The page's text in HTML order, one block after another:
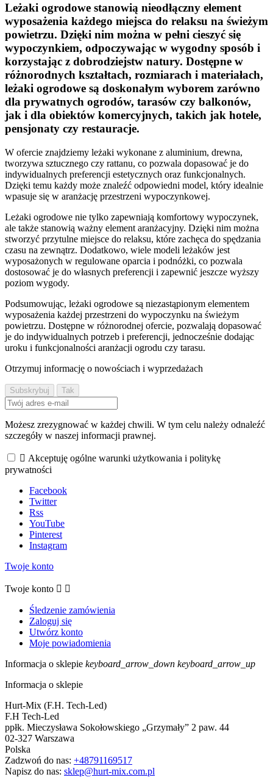
Leżaki ogrodowe stanowią nieodłączny element
wyposażenia każdego miejsca do relaksu na świeżym
powietrzu. Dzięki nim można w pełni cieszyć się
wypoczynkiem, odpoczywając w wygodny sposób i
korzystając z dobrodziejstw natury. Dostępne w
różnorodnych kształtach, rozmiarach i materiałach,
leżaki ogrodowe są doskonałym wyborem zarówno
dla prywatnych ogrodów, tarasów czy balkonów,
jak i dla obiektów komercyjnych, takich jak hotele,
pensjonaty czy restauracje.
W ofercie znajdziemy leżaki wykonane z aluminium, drewna,
tworzywa sztucznego czy rattanu, co pozwala dopasować je do
indywidualnych preferencji estetycznych oraz funkcjonalnych.
Dzięki temu każdy może znaleźć odpowiedni model, który idealnie
wpasuje się w aranżację przestrzeni wypoczynkowej.
Leżaki ogrodowe nie tylko zapewniają komfortowy wypoczynek,
ale także stanowią ważny element aranżacyjny. Dzięki nim można
stworzyć przytulne miejsce do relaksu, które zachęca do spędzania
czasu na zewnątrz. Dodatkowo, wiele modeli leżaków jest
wyposażonych w regulowane oparcia i podnóżki, co pozwala
dostosować je do własnych preferencji i zapewnić jeszcze wyższy
poziom wygody.
Podsumowując, leżaki ogrodowe są niezastąpionym elementem
wyposażenia każdej przestrzeni do wypoczynku na świeżym
powietrzu. Dostępne w różnorodnej ofercie, pozwalają dopasować
je do indywidualnych potrzeb i preferencji, jednocześnie dodając
uroku i funkcjonalności aranżacji ogrodu czy tarasu.
Otrzymuj informację o nowościach i wyprzedażach
Możesz zrezygnować w każdej chwili. W tym celu należy odnaleźć
szczegóły w naszej informacji prawnej.
 Akceptuję ogólne warunki użytkowania i politykę
prywatności
Facebook
Twitter
Rss
YouTube
Pinterest
Instagram
Twoje konto
Twoje konto  
Śledzenie zamówienia
Zaloguj się
Utwórz konto
Moje powiadomienia
Informacja o sklepie keyboard_arrow_down keyboard_arrow_up
Informacja o sklepie
Hurt-Mix (F.H. Tech-Led)
F.H Tech-Led
ppłk. Mieczysława Sokołowskiego „Grzymały” 2 paw. 44
02-327 Warszawa
Polska
Zadzwoń do nas: +48791169517
Napisz do nas: sklep@hurt-mix.com.pl